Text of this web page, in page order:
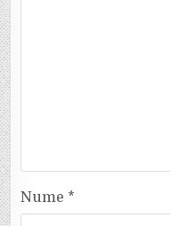
Nume *